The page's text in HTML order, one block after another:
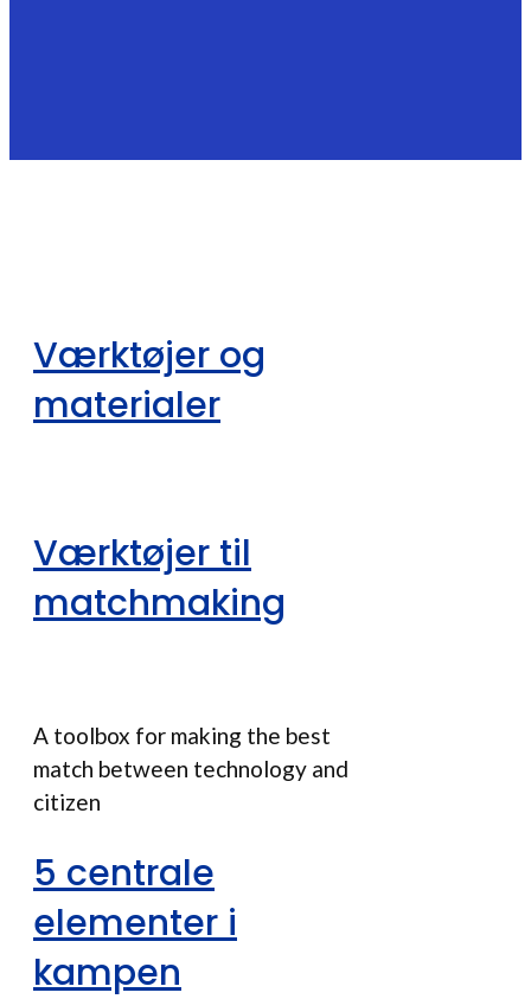
Værktøjer og
materialer
Værktøjer til
matchmaking
A toolbox for making the best
match between technology and
citizen
5 centrale
elementer i
kampen